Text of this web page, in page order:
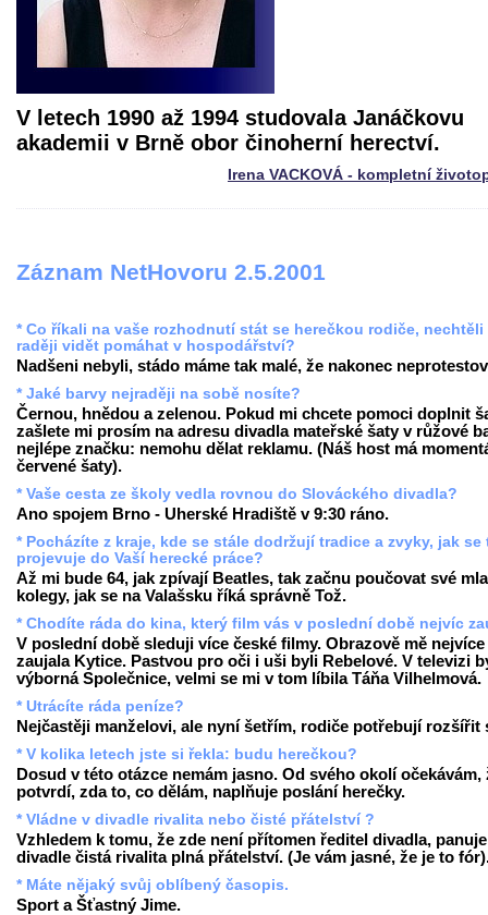
V letech 1990 až 1994 studovala Janáčkovu
akademii v Brně obor činoherní herectví.
Irena VACKOVÁ - kompletní
Záznam NetHovoru 2.5.2001
* Co říkali na vaše rozhodnutí stát se herečkou rodiče, nechtěli
raději vidět pomáhat v hospodářství?
Nadšeni nebyli, stádo máme tak malé, že nakonec
* Jaké barvy nejraději na sobě nosíte?
Černou, hnědou a zelenou. Pokud mi chcete pomoci doplnit
zašlete mi prosím na adresu divadla mateřské šaty v růžové
nejlépe značku: nemohu dělat reklamu. (Náš host má
červené šaty).
* Vaše cesta ze školy vedla rovnou do Slováckého divadla?
Ano spojem Brno - Uherské Hradiště v 9:30 ráno.
* Pocházíte z kraje, kde se stále dodržují tradice a zvyky, jak se
projevuje do Vaší herecké práce?
Až mi bude 64, jak zpívají Beatles, tak začnu poučovat své
kolegy, jak se na Valašsku říká správně Tož.
* Chodíte ráda do kina, který film vás v poslední době nejvíc
V poslední době sleduji více české filmy. Obrazově mě nejvíce
zaujala Kytice. Pastvou pro oči i uši byli Rebelové. V televizi
výborná Společnice, velmi se mi v tom líbila Táňa Vilhelmová.
* Utrácíte ráda peníze?
Nejčastěji manželovi, ale nyní šetřím, rodiče potřebují rozšířit
* V kolika letech jste si řekla: budu herečkou?
Dosud v této otázce nemám jasno. Od svého okolí očekávám,
potvrdí, zda to, co dělám, naplňuje poslání herečky.
* Vládne v divadle rivalita nebo čisté přátelství ?
Vzhledem k tomu, že zde není přítomen ředitel divadla,
divadle čistá rivalita plná přátelství. (Je vám jasné, že je to
* Máte nějaký svůj oblíbený časopis.
Sport a Šťastný Jime.